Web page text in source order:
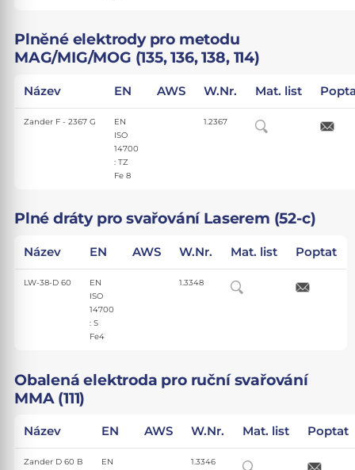
Plněné elektrody pro metodu
MAG/MIG/MOG (135, 136, 138, 114)
Název EN AWS W.Nr. Mat. list
Zander F - 2367 G
EN
ISO
14700
: TZ
Fe 8
1.2367
Plné dráty pro svařování Laserem (52-c)
Název EN AWS W.Nr. Mat. list Poptat
LW-38-D 60
EN
ISO
14700
: S
Fe4
1.3348
Obalená elektroda pro ruční svařování
MMA (111)
Název EN AWS W.Nr. Mat. list Poptat
Zander D 60 B EN 1.3346